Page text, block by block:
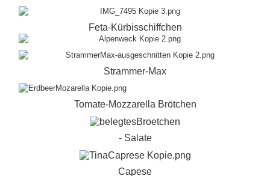
Feta-Kürbisschiffchen
Strammer-Max
Tomate-Mozzarella Brötchen
- Salate
Capese